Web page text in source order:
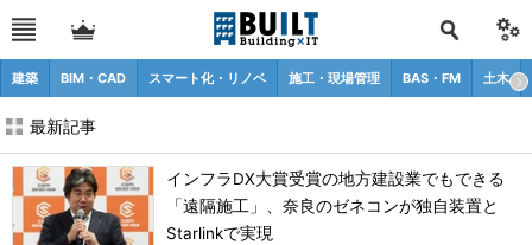
建築 BIM・CAD スマート化・リノベ 施工・現場管理 BAS・FM 土木
最新記事
インフラDX大賞受賞の地方建設業でもできる
「遠隔施工」、奈良のゼネコンが独自装置と
Starlinkで実現